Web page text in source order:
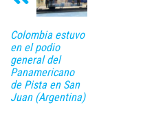
Colombia estuvo
en el podio
general del
Panamericano
de Pista en San
Juan (Argentina)